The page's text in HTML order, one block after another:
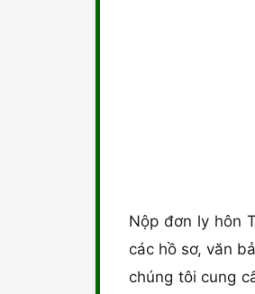
Nộp đơn ly hôn
các hồ sơ, văn
chúng tôi cung